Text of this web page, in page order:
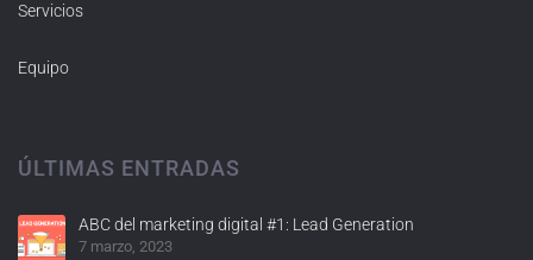
Servicios
Equipo
ÚLTIMAS ENTRADAS
ABC del marketing digital #1: Lead Generation
7 marzo, 2023